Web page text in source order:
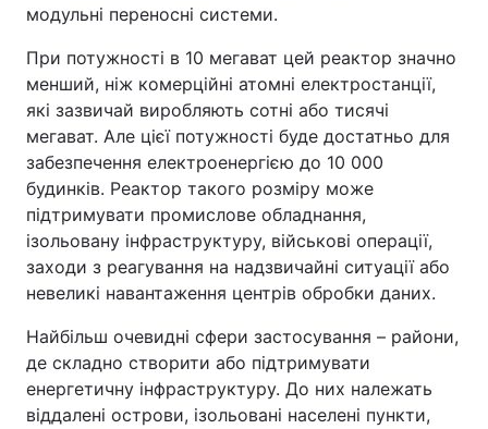
модульні переносні системи.
При потужності в 10 мегават цей реактор значно
менший, ніж комерційні атомні електростанції,
які зазвичай виробляють сотні або тисячі
мегават. Але цієї потужності буде достатньо для
забезпечення електроенергією до 10 000
будинків. Реактор такого розміру може
підтримувати промислове обладнання,
ізольовану інфраструктуру, військові операції,
заходи з реагування на надзвичайні ситуації або
невеликі навантаження центрів обробки даних.
Найбільш очевидні сфери застосування – райони,
де складно створити або підтримувати
енергетичну інфраструктуру. До них належать
віддалені острови, ізольовані населені пункти,